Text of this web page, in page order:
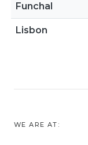
Funchal
Lisbon
WE ARE AT: